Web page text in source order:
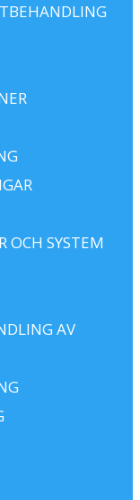
OCH SYSTEM
AV